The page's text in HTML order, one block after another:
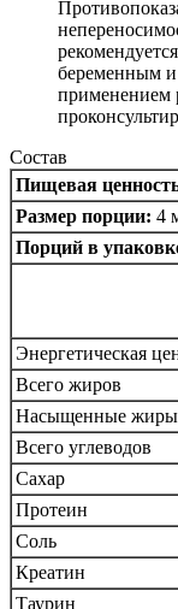
беременным
применением
Состав
Пищевая
Размер порции: 4
Порций в
Энергетическая
Всего жиров
Насыщенные жиры
Всего углеводов
Сахар
Протеин
Соль
Креатин
Таурин